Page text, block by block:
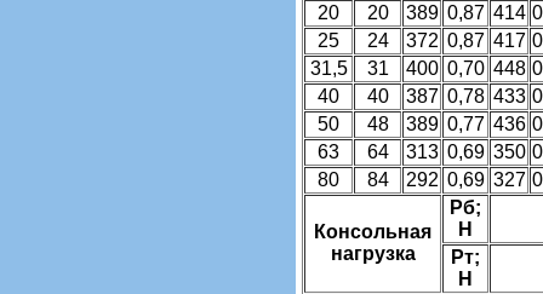
20
20 389 0,87 414
25
24 372 0,87 417
31,5
31 400 0,70 448
40
40 387 0,78 433
50
48 389 0,77 436
63
64 313 0,69 350
80
84 292 0,69 327
Консольная
нагрузка
Рб;
Н
Рт;
Н